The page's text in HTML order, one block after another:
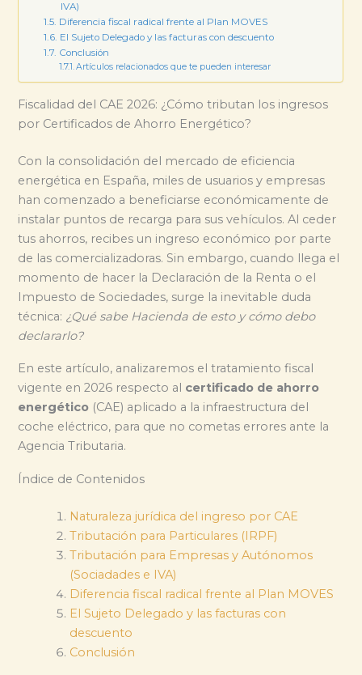
IVA)
Diferencia fiscal radical frente al Plan MOVES
El Sujeto Delegado y las facturas con descuento
Conclusión
Artículos relacionados que te pueden interesar
Fiscalidad del CAE 2026: ¿Cómo tributan los ingresos
por Certificados de Ahorro Energético?
Con la consolidación del mercado de eficiencia
energética en España, miles de usuarios y empresas
han comenzado a beneficiarse económicamente de
instalar puntos de recarga para sus vehículos. Al ceder
tus ahorros, recibes un ingreso económico por parte
de las comercializadoras. Sin embargo, cuando llega el
momento de hacer la Declaración de la Renta o el
Impuesto de Sociedades, surge la inevitable duda
técnica: ¿Qué sabe Hacienda de esto y cómo debo
declararlo?
En este artículo, analizaremos el tratamiento fiscal
vigente en 2026 respecto al certificado de ahorro
energético (CAE) aplicado a la infraestructura del
coche eléctrico, para que no cometas errores ante la
Agencia Tributaria.
Índice de Contenidos
Naturaleza jurídica del ingreso por CAE
Tributación para Particulares (IRPF)
Tributación para Empresas y Autónomos
(Sociadades e IVA)
Diferencia fiscal radical frente al Plan MOVES
El Sujeto Delegado y las facturas con
descuento
Conclusión